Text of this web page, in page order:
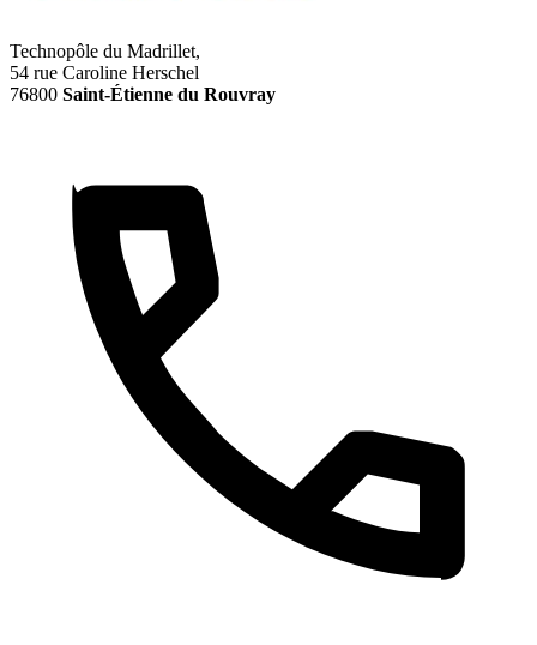
Technopôle du Madrillet,
54 rue Caroline Herschel
76800 Saint-Étienne du Rouvray